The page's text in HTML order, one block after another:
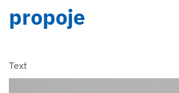
propoje
Text